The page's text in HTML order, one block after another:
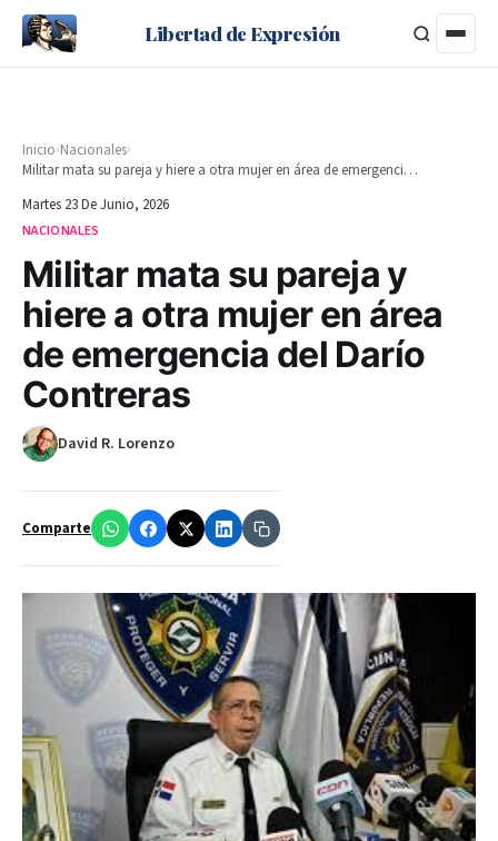
Libertad de Expresión
Inicio›Nacionales›
Militar mata su pareja y hiere a otra mujer en área de emergencia del Darío Contreras
Martes 23 De Junio, 2026
NACIONALES
Militar mata su pareja y
hiere a otra mujer en área
de emergencia del Darío
Contreras
David R. Lorenzo
Comparte